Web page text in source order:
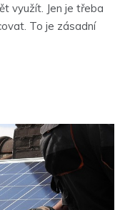
využít. Jen je třeba
To je zásadní